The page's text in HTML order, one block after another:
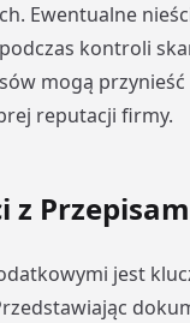
Ewentualne
kontroli
mogą
reputacji firmy.
z
jest